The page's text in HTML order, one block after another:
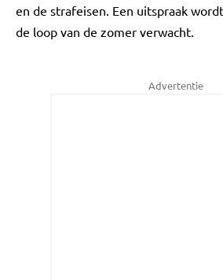
en de strafeisen. Een uitspraak
de loop van de zomer verwacht.
Advertentie